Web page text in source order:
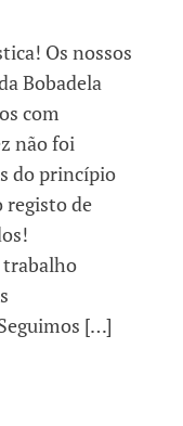
Os nossos
Bobadela
com
não foi
do princípio
registo de
trabalho
[…]